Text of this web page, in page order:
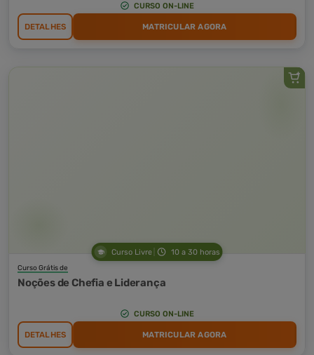
CURSO ON-LINE
DETALHES MATRICULAR AGORA
Curso Livre 10 a 30 horas
Curso Grátis de
Noções de Chefia e Liderança
CURSO ON-LINE
DETALHES MATRICULAR AGORA